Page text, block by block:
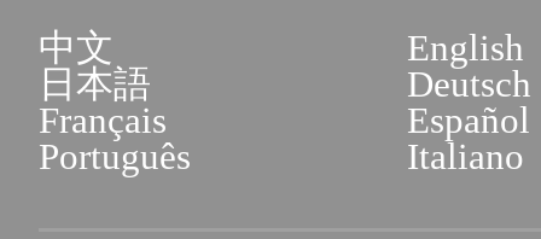
中文
English
日本語
Deutsch
Français
Español
Português
Italiano